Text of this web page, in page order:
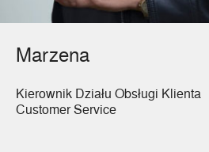
Marzena
Kierownik Działu Obsługi Klienta
Customer Service